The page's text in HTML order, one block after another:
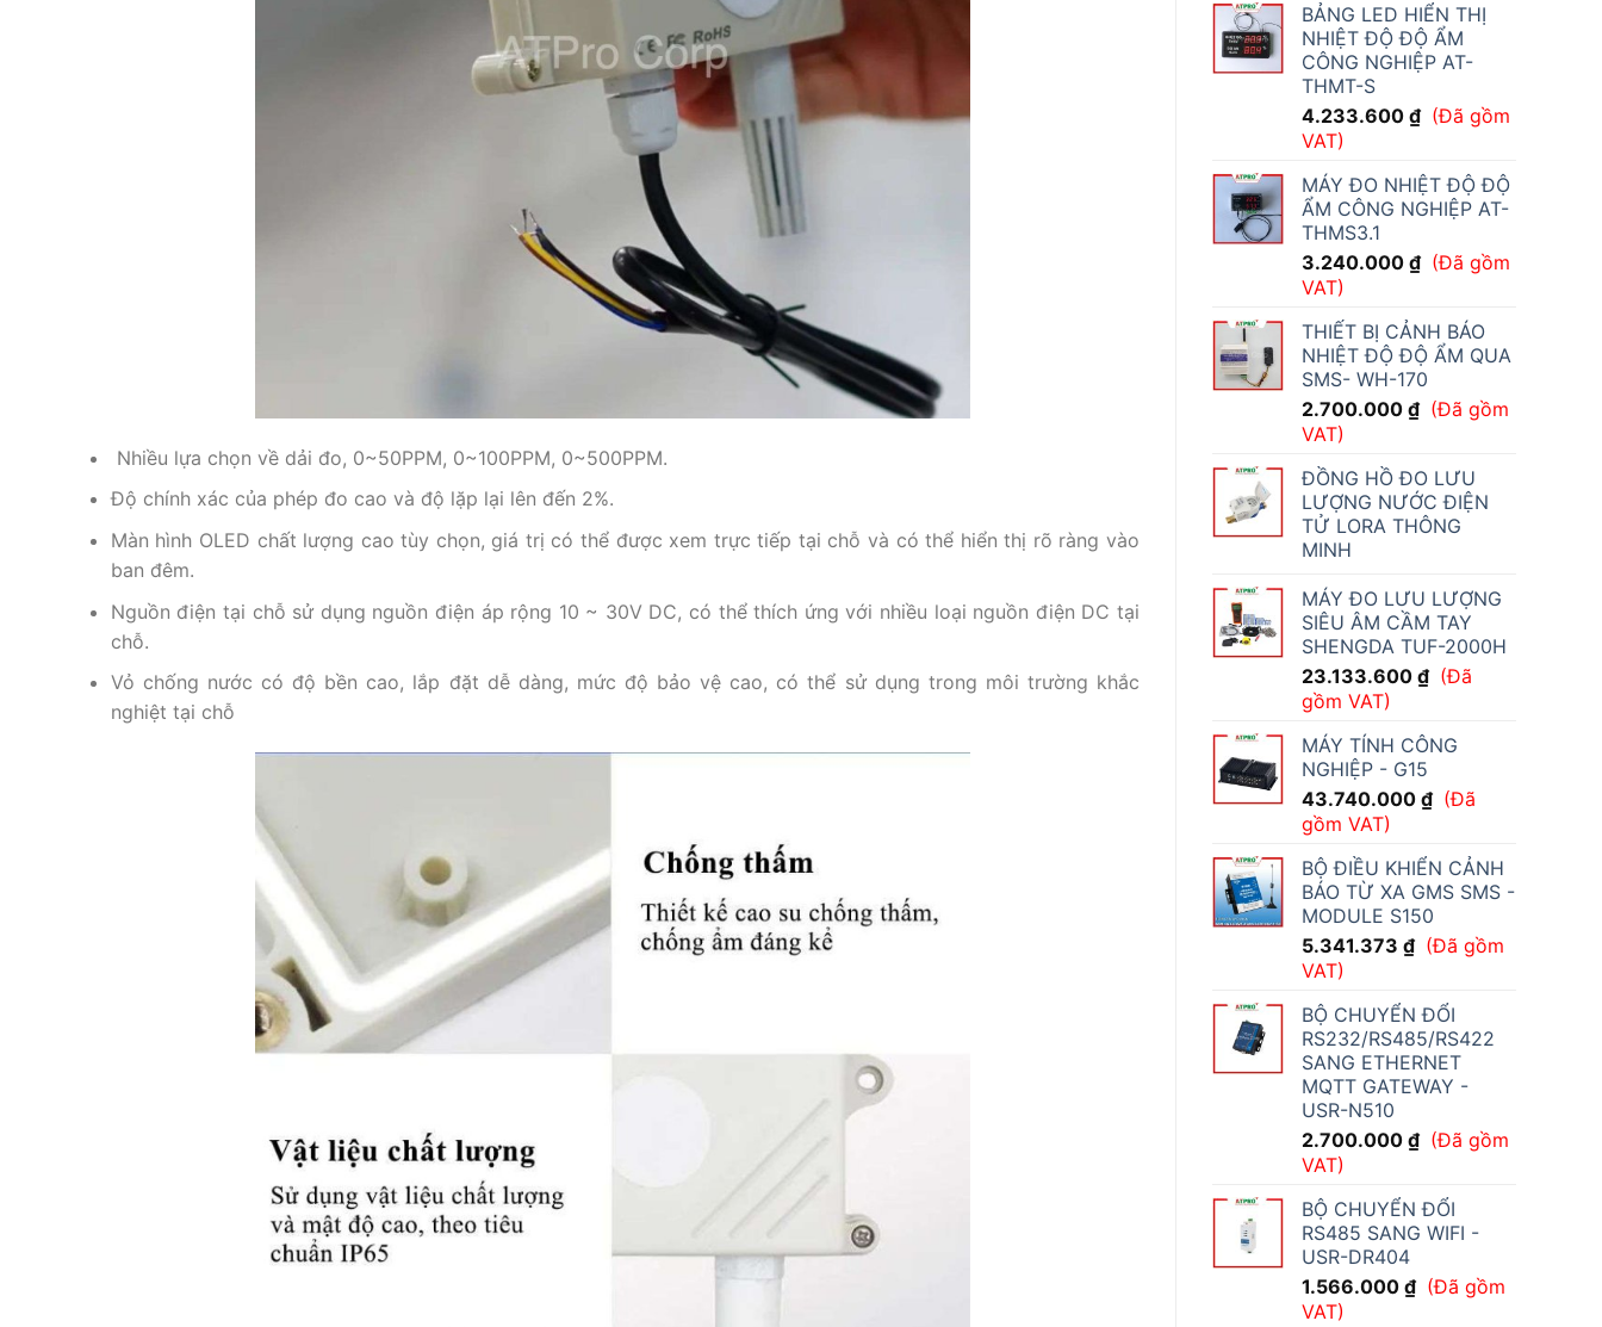
BẢNG LED HIỂN THỊ
NHIỆT ĐỘ ĐỘ ẨM
CÔNG NGHIỆP AT-
THMT-S
4.233.600 ₫ (Đã gồm
VAT)
MÁY ĐO NHIỆT ĐỘ ĐỘ
ẨM CÔNG NGHIỆP AT-
THMS3.1
3.240.000 ₫ (Đã gồm
VAT)
THIẾT BỊ CẢNH BÁO
NHIỆT ĐỘ ĐỘ ẨM QUA
SMS- WH-170
2.700.000 ₫ (Đã gồm
VAT)
ĐỒNG HỒ ĐO LƯU
LƯỢNG NƯỚC ĐIỆN
TỬ LORA THÔNG
MINH
MÁY ĐO LƯU LƯỢNG
SIÊU ÂM CẦM TAY
SHENGDA TUF-2000H
23.133.600 ₫ (Đã
gồm VAT)
MÁY TÍNH CÔNG
NGHIỆP - G15
43.740.000 ₫ (Đã
gồm VAT)
BỘ ĐIỀU KHIỂN CẢNH
BÁO TỪ XA GMS SMS -
MODULE S150
5.341.373 ₫ (Đã gồm
VAT)
BỘ CHUYỂN ĐỔI
RS232/RS485/RS422
SANG ETHERNET
MQTT GATEWAY -
USR-N510
2.700.000 ₫ (Đã gồm
VAT)
BỘ CHUYỂN ĐỔI
RS485 SANG WIFI -
USR-DR404
1.566.000 ₫ (Đã gồm
VAT)
Nhiều lựa chọn về dải đo, 0~50PPM, 0~100PPM, 0~500PPM.
Độ chính xác của phép đo cao và độ lặp lại lên đến 2%.
Màn hình OLED chất lượng cao tùy chọn, giá trị có thể được xem trực tiếp tại chỗ và có thể hiển thị rõ ràng vào
ban đêm.
Nguồn điện tại chỗ sử dụng nguồn điện áp rộng 10 ~ 30V DC, có thể thích ứng với nhiều loại nguồn điện DC tại
chỗ.
Vỏ chống nước có độ bền cao, lắp đặt dễ dàng, mức độ bảo vệ cao, có thể sử dụng trong môi trường khắc
nghiệt tại chỗ